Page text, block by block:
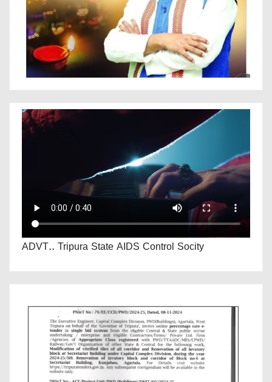
ADVT.. Tripura State AIDS Control Socity